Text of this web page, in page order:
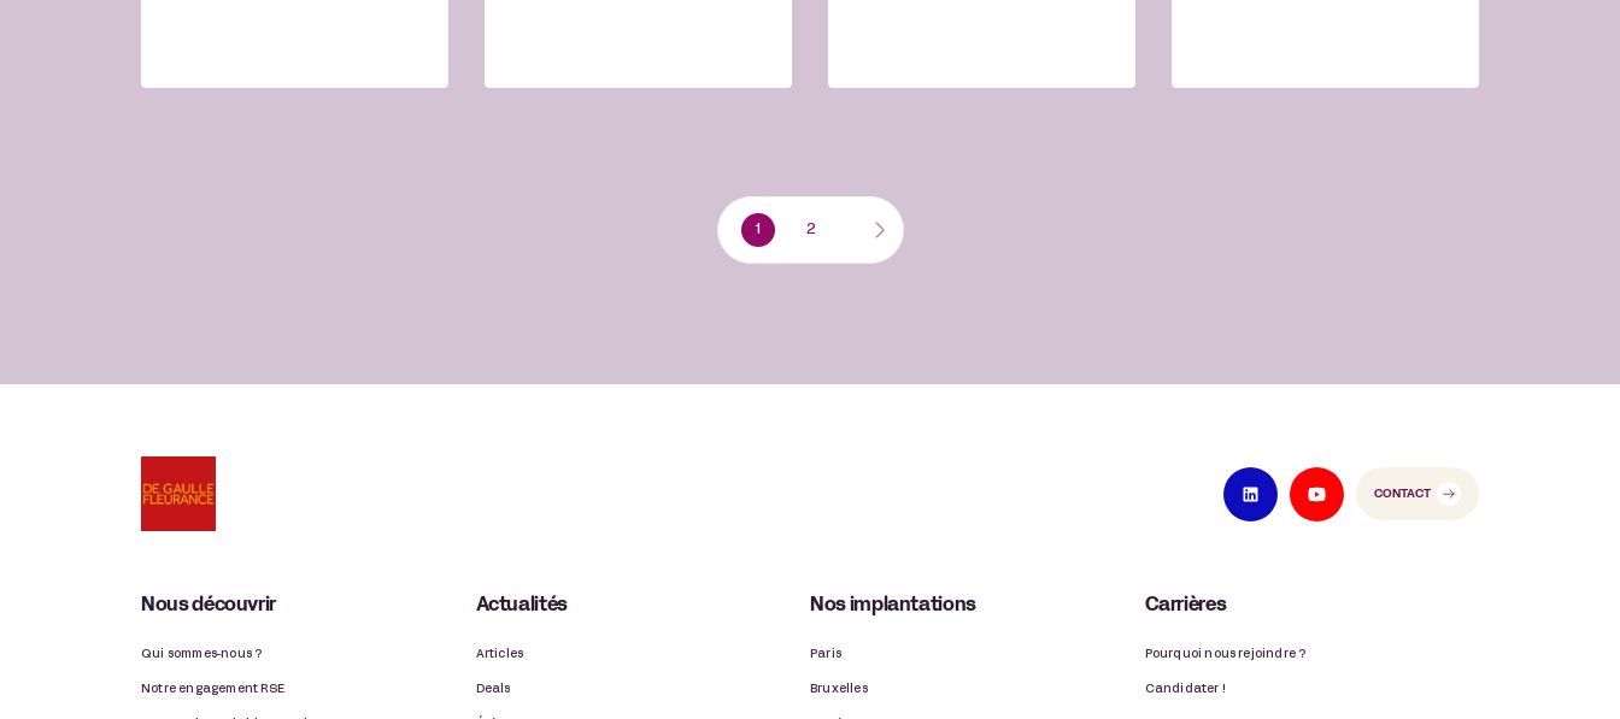
1 2
CONTACT
Nous découvrir
Qui sommes-nous ?
Notre engagement RSE
Actualités
Articles
Deals
Nos implantations
Paris
Bruxelles
Carrières
Pourquoi nous rejoindre ?
Candidater !